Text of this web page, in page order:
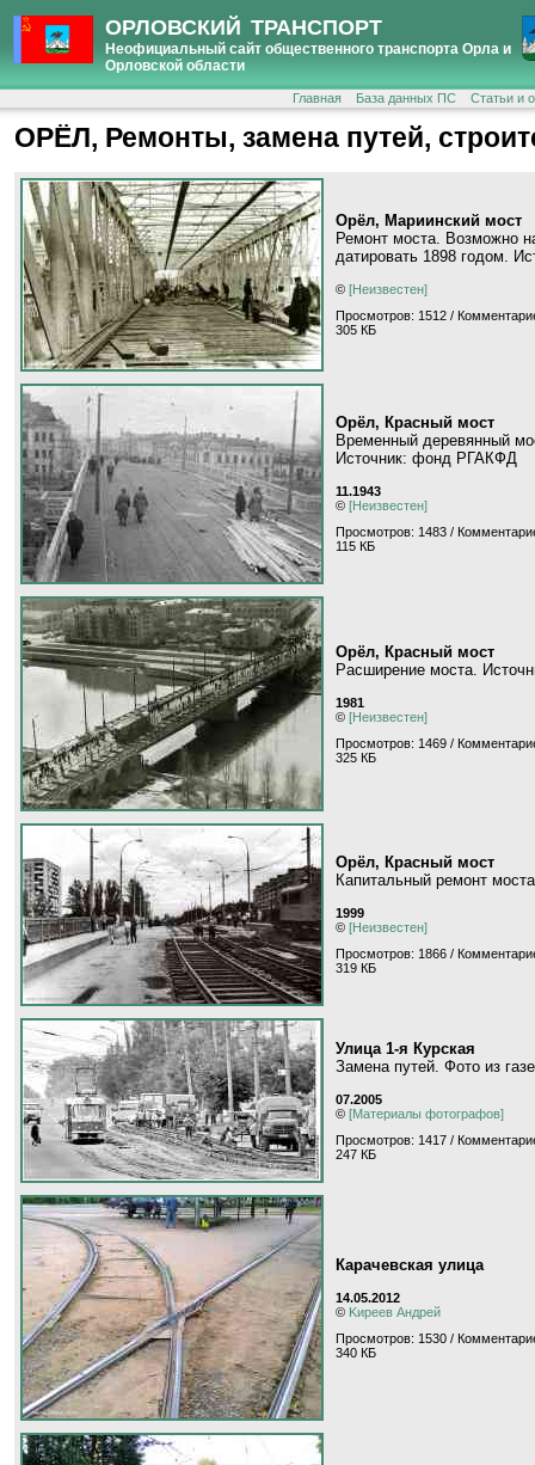
ОРЛОВСКИЙ ТРАНСПОРТ
Неофициальный сайт общественного транспорта Орла и
Орловской области
Главная База данных ПС Статьи и
ОРЁЛ, Ремонты, замена путей,
Орёл, Мариинский мост
Ремонт моста. Возможно
датировать 1898 годом.
© [Неизвестен]
Просмотров: 1512 /
305 КБ
Орёл, Красный мост
Временный деревянный
Источник: фонд РГАКФД
11.1943
© [Неизвестен]
Просмотров: 1483 /
115 КБ
Орёл, Красный мост
Расширение моста.
1981
© [Неизвестен]
Просмотров: 1469 /
325 КБ
Орёл, Красный мост
Капитальный ремонт
1999
© [Неизвестен]
Просмотров: 1866 /
319 КБ
Улица 1-я Курская
Замена путей. Фото из
07.2005
© [Материалы фотографов]
Просмотров: 1417 /
247 КБ
Карачевская улица
14.05.2012
© Kиpeeв Aндpeй
Просмотров: 1530 /
340 КБ